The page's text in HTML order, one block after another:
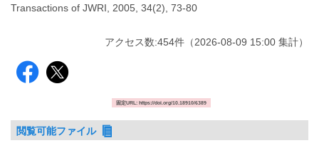
Transactions of JWRI, 2005, 34(2), 73-80
アクセス数:454件 （2026-08-09 15:00 集計）
固定URL: https://doi.org/10.18910/6389
閲覧可能ファイル